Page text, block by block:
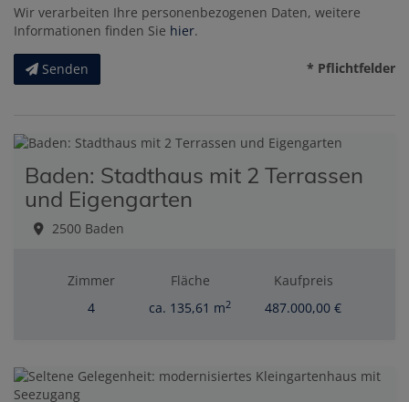
Wir verarbeiten Ihre personenbezogenen Daten, weitere
Informationen finden Sie hier.
Senden * Pflichtfelder
Baden: Stadthaus mit 2 Terrassen
und Eigengarten
2500 Baden
Zimmer
4
Fläche
ca. 135,61 m2
Kaufpreis
487.000,00 €